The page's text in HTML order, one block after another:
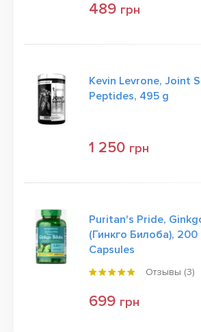
489 грн
Kevin Levrone, Joint
Peptides, 495 g
1 250 грн
Puritan's Pride,
(Гинкго Билоба), 200
Capsules
Отзывы (3)
699 грн